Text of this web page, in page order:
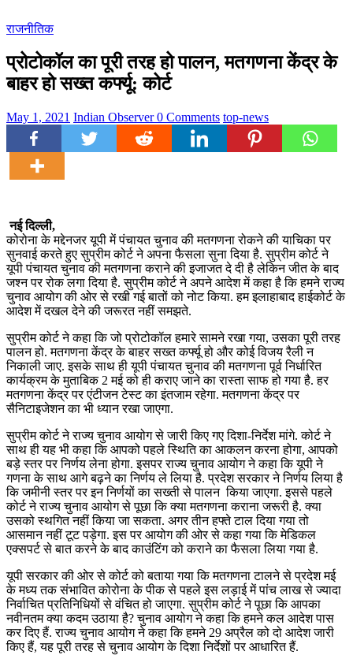
राजनीतिक
प्रोटोकॉल का पूरी तरह हो पालन, मतगणना केंद्र के
बाहर हो सख्त कर्फ्यू: कोर्ट
May 1, 2021 Indian Observer0 Comments top-news
नई दिल्ली,
कोरोना के मद्देनजर यूपी में पंचायत चुनाव की मतगणना रोकने की याचिका पर
सुनवाई करते हुए सुप्रीम कोर्ट ने अपना फैसला सुना दिया है. सुप्रीम कोर्ट ने
यूपी पंचायत चुनाव की मतगणना कराने की इजाजत दे दी है लेकिन जीत के बाद
जश्न पर रोक लगा दिया है. सुप्रीम कोर्ट ने अपने आदेश में कहा है कि हमने राज्य
चुनाव आयोग की ओर से रखी गई बातों को नोट किया. हम इलाहाबाद हाईकोर्ट के
आदेश में दखल देने की जरूरत नहीं समझते.
सुप्रीम कोर्ट ने कहा कि जो प्रोटोकॉल हमारे सामने रखा गया, उसका पूरी तरह
पालन हो. मतगणना केंद्र के बाहर सख्त कर्फ्यू हो और कोई विजय रैली न
निकाली जाए. इसके साथ ही यूपी पंचायत चुनाव की मतगणना पूर्व निर्धारित
कार्यक्रम के मुताबिक 2 मई को ही कराए जाने का रास्ता साफ हो गया है. हर
मतगणना केंद्र पर एंटीजन टेस्ट का इंतजाम रहेगा. मतगणना केंद्र पर
सैनिटाइजेशन का भी ध्यान रखा जाएगा.
सुप्रीम कोर्ट ने राज्य चुनाव आयोग से जारी किए गए दिशा-निर्देश मांगे. कोर्ट ने
साथ ही यह भी कहा कि आपको पहले स्थिति का आकलन करना होगा, आपको
बड़े स्तर पर निर्णय लेना होगा. इसपर राज्य चुनाव आयोग ने कहा कि यूपी ने
गणना के साथ आगे बढ़ने का निर्णय ले लिया है. प्रदेश सरकार ने निर्णय लिया है
कि जमीनी स्तर पर इन निर्णयों का सख्ती से पालन किया जाएगा. इससे पहले
कोर्ट ने राज्य चुनाव आयोग से पूछा कि क्या मतगणना कराना जरूरी है. क्या
उसको स्थगित नहीं किया जा सकता. अगर तीन हफ्ते टाल दिया गया तो
आसमान नहीं टूट पड़ेगा. इस पर आयोग की ओर से कहा गया कि मेडिकल
एक्सपर्ट से बात करने के बाद काउंटिंग को कराने का फैसला लिया गया है.
यूपी सरकार की ओर से कोर्ट को बताया गया कि मतगणना टालने से प्रदेश मई
के मध्य तक संभावित कोरोना के पीक से पहले इस लड़ाई में पांच लाख से ज्यादा
निर्वाचित प्रतिनिधियों से वंचित हो जाएगा. सुप्रीम कोर्ट ने पूछा कि आपका
नवीनतम क्या कदम उठाया है? चुनाव आयोग ने कहा कि हमने कल आदेश पास
कर दिए हैं. राज्य चुनाव आयोग ने कहा कि हमने 29 अप्रैल को दो आदेश जारी
किए हैं, यह पूरी तरह से चुनाव आयोग के दिशा निर्देशों पर आधारित हैं.